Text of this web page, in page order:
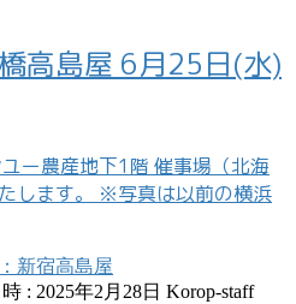
高島屋 6月25日(水)
ー農産地下1階 催事場（北海
します。 ※写真は以前の横浜
: 2025年2月28日 Korop-staff